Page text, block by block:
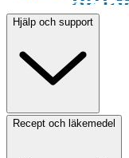
Hjälp och support
Recept och läkemedel